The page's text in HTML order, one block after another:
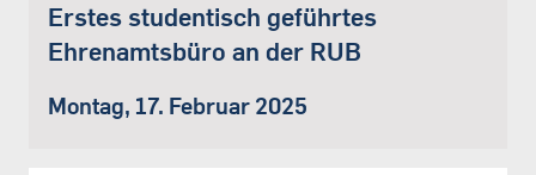
Erstes studentisch geführtes
Ehrenamtsbüro an der RUB
Montag, 17. Februar 2025